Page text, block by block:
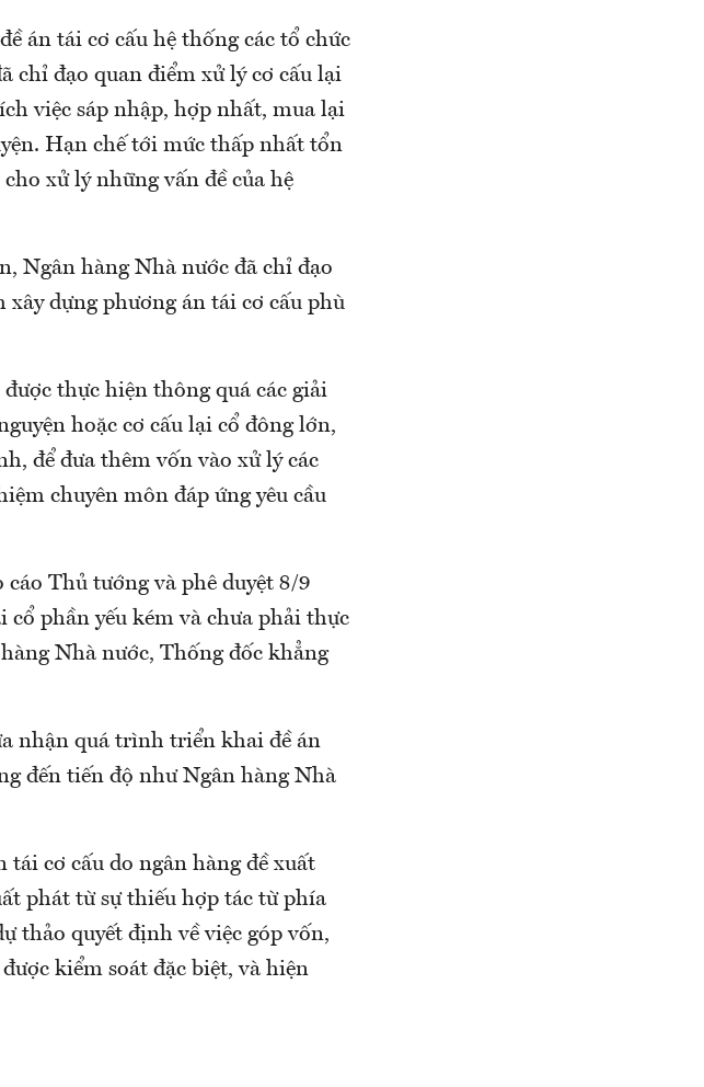
án tái cơ cấu hệ thống các tổ chức
chỉ đạo quan điểm xử lý cơ cấu lại
việc sáp nhập, hợp nhất, mua lại
Hạn chế tới mức thấp nhất tổn
xử lý những vấn đề của hệ
Ngân hàng Nhà nước đã chỉ đạo
xây dựng phương án tái cơ cấu phù
thực hiện thông quá các giải
hoặc cơ cấu lại cổ đông lớn,
để đưa thêm vốn vào xử lý các
chuyên môn đáp ứng yêu cầu
Thủ tướng và phê duyệt 8/9
phần yếu kém và chưa phải thực
Nhà nước, Thống đốc khẳng
nhận quá trình triển khai đề án
đến tiến độ như Ngân hàng Nhà
tái cơ cấu do ngân hàng đề xuất
phát từ sự thiếu hợp tác từ phía
thảo quyết định về việc góp vốn,
kiểm soát đặc biệt, và hiện